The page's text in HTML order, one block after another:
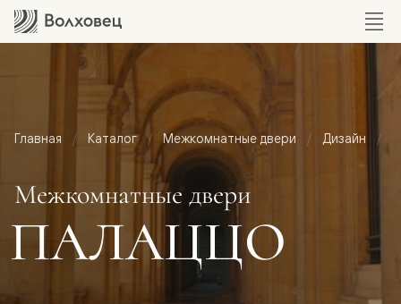
Главная Каталог Межкомнатные двери Дизайн
Межкомнатные двери
ПАЛАЦЦО